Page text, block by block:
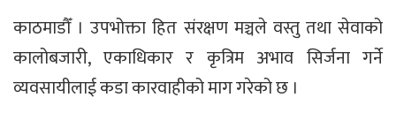
काठमाडौँ । उपभोक्ता हित संरक्षण मञ्चले वस्तु तथा सेवाको
कालोबजारी, एकाधिकार र कृत्रिम अभाव सिर्जना गर्ने
व्यवसायीलाई कडा कारवाहीको माग गरेको छ ।